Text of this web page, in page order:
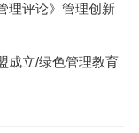
理评论》管理创新
立/绿色管理教育